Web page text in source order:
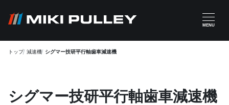
MENU
トップ 減速機 シグマー技研平行軸歯車減速機
シグマー技研平行軸歯車減速機